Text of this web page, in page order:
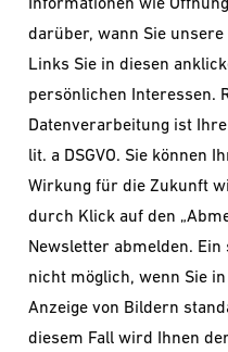
darüber, wann Sie
Links Sie in diesen
persönlichen Interessen.
Datenverarbeitung ist
lit. a DSGVO. Sie können
Wirkung für die Zukunft
durch Klick auf den
Newsletter abmelden.
nicht möglich, wenn Sie
Anzeige von Bildern
diesem Fall wird Ihnen